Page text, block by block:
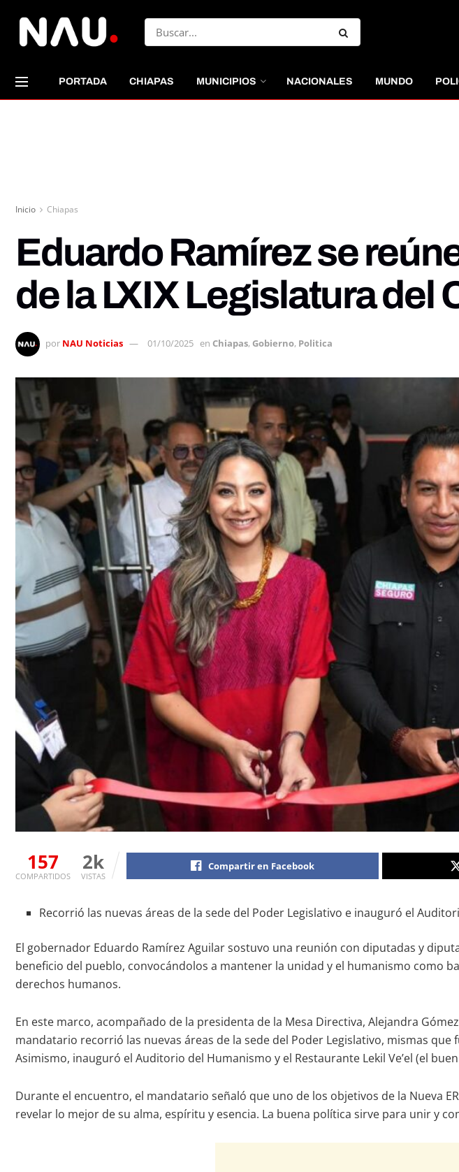
PORTADA CHIAPAS MUNICIPIOS NACIONALES MUNDO
Inicio Chiapas
Eduardo Ramírez se
de la LXIX Legislatura del
por NAU Noticias 01/10/2025 en Chiapas, Gobierno, Politica
157
COMPARTIDOS
2k
VISTAS
Compartir en Facebook
Recorrió las nuevas áreas de la sede del Poder Legislativo e inauguró el
El gobernador Eduardo Ramírez Aguilar sostuvo una reunión con diputadas y
beneficio del pueblo, convocándolos a mantener la unidad y el humanismo como
derechos humanos.
En este marco, acompañado de la presidenta de la Mesa Directiva, Alejandra
mandatario recorrió las nuevas áreas de la sede del Poder Legislativo, mismas
Asimismo, inauguró el Auditorio del Humanismo y el Restaurante Lekil Ve’el (el
Durante el encuentro, el mandatario señaló que uno de los objetivos de la Nueva
revelar lo mejor de su alma, espíritu y esencia. La buena política sirve para unir y